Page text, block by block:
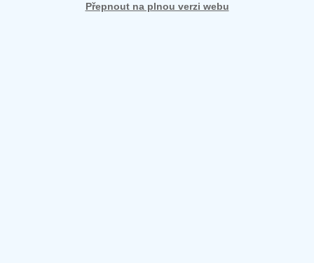
Přepnout na plnou verzi webu